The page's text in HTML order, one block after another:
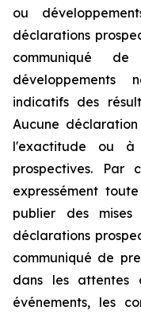
ou
déclarations
communiqué
développements
indicatifs des
Aucune
l'exactitude ou à
prospectives. Par
expressément
publier des
déclarations
communiqué de
dans les attentes
événements, les